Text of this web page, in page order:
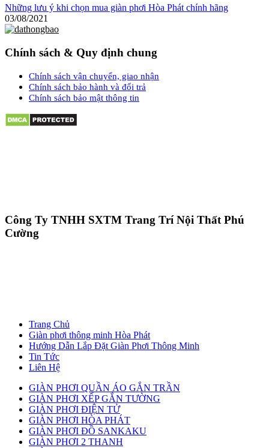
Những lưu ý khi chọn mua giàn phơi Hòa Phát chính hãng
03/08/2021
Chính sách & Quy định chung
Chính sách vận chuyển, giao nhận
Chính sách bảo hành và đổi trả
Chính sách bảo mật thông tin
Công Ty TNHH SXTM Trang Trí Nội Thất Phú
Cường
Trang Chủ
Giàn phơi thông minh Hòa Phát
Hướng Dẫn Lắp Đặt Giàn Phơi Thông Minh
Tin Tức
Liên Hệ
GIÀN PHƠI QUẦN ÁO GẮN TRẦN
GIÀN PHƠI XẾP GẮN TƯỜNG
GIÀN PHƠI ĐIỆN TỬ
GIÀN PHƠI HÒA PHÁT
GIÀN PHƠI ĐỒ SANKAKU
GIÀN PHƠI 2 THANH